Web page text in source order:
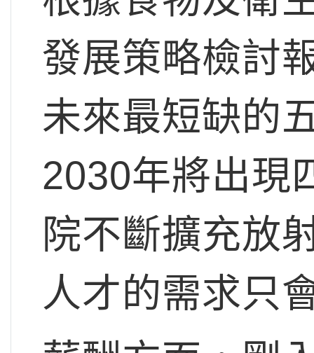
發展策略檢討
未來最短缺的
2030年將出現
院不斷擴充放
人才的需求只